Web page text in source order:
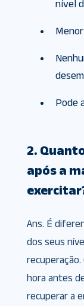
nível
Pode
2.
após a
Ans. É
dos seus
recuperação.
hora antes
recuperar a